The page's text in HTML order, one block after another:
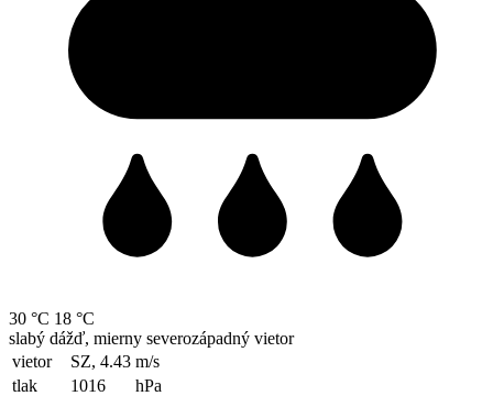
30 °C 18 °C
slabý dážď, mierny severozápadný vietor
vietor
SZ, 4.43 m/s
tlak
1016
hPa